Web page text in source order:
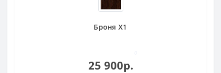
Броня X1
25 900р.